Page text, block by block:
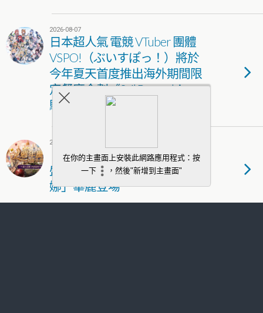
2026-08-07
日本超人氣 電競 VTuber 團體
VSPO!（ぶいすぽっ！）將於
今年夏天首度推出海外期間限
定餐廳企劃《Sail Beyond！～
駛向更遠的彼方～》
2026-08-07
《新王者之劍》歡慶二週年！
盛夏慶典狂歡開跑 新角色「黛
娜」華麗登場